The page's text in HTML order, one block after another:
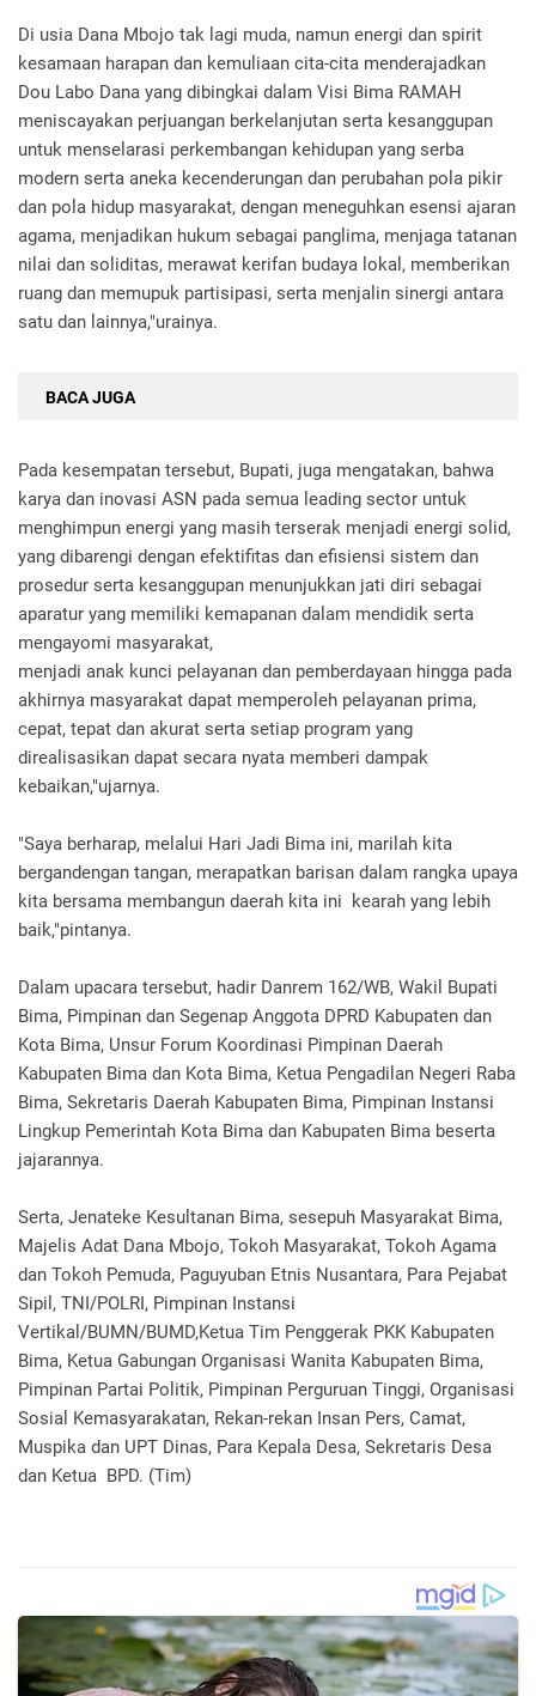
Di usia Dana Mbojo tak lagi muda, namun energi dan spirit
kesamaan harapan dan kemuliaan cita-cita menderajadkan
Dou Labo Dana yang dibingkai dalam Visi Bima RAMAH
meniscayakan perjuangan berkelanjutan serta kesanggupan
untuk menselarasi perkembangan kehidupan yang serba
modern serta aneka kecenderungan dan perubahan pola pikir
dan pola hidup masyarakat, dengan meneguhkan esensi ajaran
agama, menjadikan hukum sebagai panglima, menjaga tatanan
nilai dan soliditas, merawat kerifan budaya lokal, memberikan
ruang dan memupuk partisipasi, serta menjalin sinergi antara
satu dan lainnya,"urainya.
BACA JUGA
Pada kesempatan tersebut, Bupati, juga mengatakan, bahwa
karya dan inovasi ASN pada semua leading sector untuk
menghimpun energi yang masih terserak menjadi energi solid,
yang dibarengi dengan efektifitas dan efisiensi sistem dan
prosedur serta kesanggupan menunjukkan jati diri sebagai
aparatur yang memiliki kemapanan dalam mendidik serta
mengayomi masyarakat,
menjadi anak kunci pelayanan dan pemberdayaan hingga pada
akhirnya masyarakat dapat memperoleh pelayanan prima,
cepat, tepat dan akurat serta setiap program yang
direalisasikan dapat secara nyata memberi dampak
kebaikan,"ujarnya.
"Saya berharap, melalui Hari Jadi Bima ini, marilah kita
bergandengan tangan, merapatkan barisan dalam rangka upaya
kita bersama membangun daerah kita ini kearah yang lebih
baik,"pintanya.
Dalam upacara tersebut, hadir Danrem 162/WB, Wakil Bupati
Bima, Pimpinan dan Segenap Anggota DPRD Kabupaten dan
Kota Bima, Unsur Forum Koordinasi Pimpinan Daerah
Kabupaten Bima dan Kota Bima, Ketua Pengadilan Negeri Raba
Bima, Sekretaris Daerah Kabupaten Bima, Pimpinan Instansi
Lingkup Pemerintah Kota Bima dan Kabupaten Bima beserta
jajarannya.
Serta, Jenateke Kesultanan Bima, sesepuh Masyarakat Bima,
Majelis Adat Dana Mbojo, Tokoh Masyarakat, Tokoh Agama
dan Tokoh Pemuda, Paguyuban Etnis Nusantara, Para Pejabat
Sipil, TNI/POLRI, Pimpinan Instansi
Vertikal/BUMN/BUMD,Ketua Tim Penggerak PKK Kabupaten
Bima, Ketua Gabungan Organisasi Wanita Kabupaten Bima,
Pimpinan Partai Politik, Pimpinan Perguruan Tinggi, Organisasi
Sosial Kemasyarakatan, Rekan-rekan Insan Pers, Camat,
Muspika dan UPT Dinas, Para Kepala Desa, Sekretaris Desa
dan Ketua BPD. (Tim)